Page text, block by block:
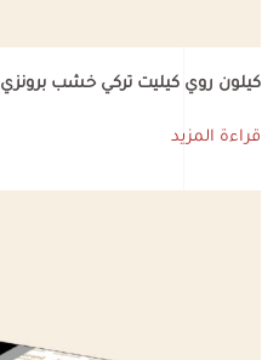
كيلون روي كيليت تركي خشب برونزي
قراءة المزيد